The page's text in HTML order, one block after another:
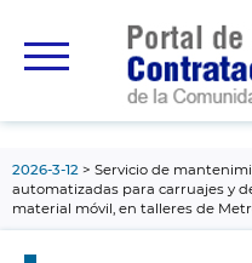
principal
2026-3-12
Servicio de
automatizadas para carruajes y
material móvil, en talleres de